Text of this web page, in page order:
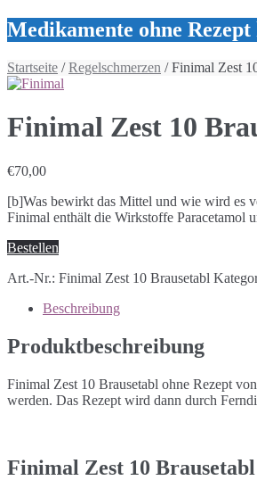
Medikamente ohne Rezept
Startseite /Regelschmerzen / Finimal Zest
Finimal Zest 10
€70,00
[b]Was bewirkt das Mittel und wie wird es
Finimal enthält die Wirkstoffe Paracetamol
Bestellen
Art.-Nr.: Finimal Zest 10 Brausetabl
Beschreibung
Produktbeschreibung
Finimal Zest 10 Brausetabl ohne Rezept
werden. Das Rezept wird dann durch
Finimal Zest 10